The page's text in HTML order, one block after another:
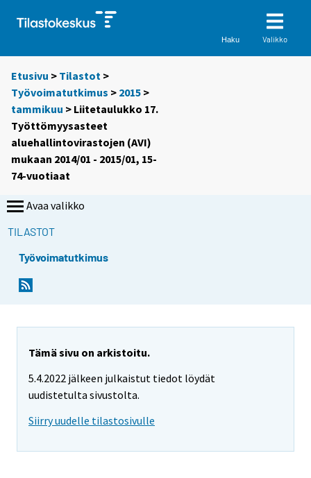
Haku Valikko
Etusivu > Tilastot >
Työvoimatutkimus > 2015 >
tammikuu > Liitetaulukko 17.
Työttömyysasteet
aluehallintovirastojen (AVI)
mukaan 2014/01 - 2015/01, 15-
74-vuotiaat
Avaa valikko
TILASTOT
Työvoimatutkimus
Tämä sivu on arkistoitu.
5.4.2022 jälkeen julkaistut tiedot löydät
uudistetulta sivustolta.
Siirry uudelle tilastosivulle